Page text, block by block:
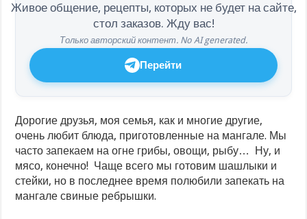
Живое общение, рецепты, которых не будет на сайте,
стол заказов. Жду вас!
Только авторский контент. No AI generated.
Перейти
Дорогие друзья, моя семья, как и многие другие,
очень любит блюда, приготовленные на мангале. Мы
часто запекаем на огне грибы, овощи, рыбу… Ну, и
мясо, конечно! Чаще всего мы готовим шашлыки и
стейки, но в последнее время полюбили запекать на
мангале свиные ребрышки.